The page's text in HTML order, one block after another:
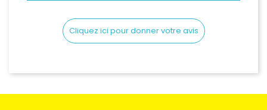
Cliquez ici pour donner votre avis